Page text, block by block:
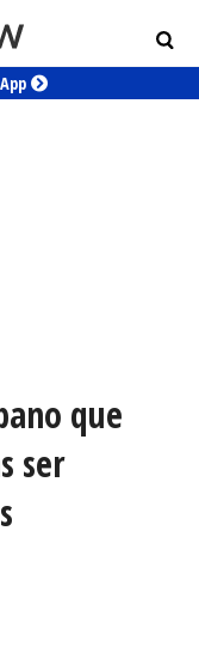
que
ser